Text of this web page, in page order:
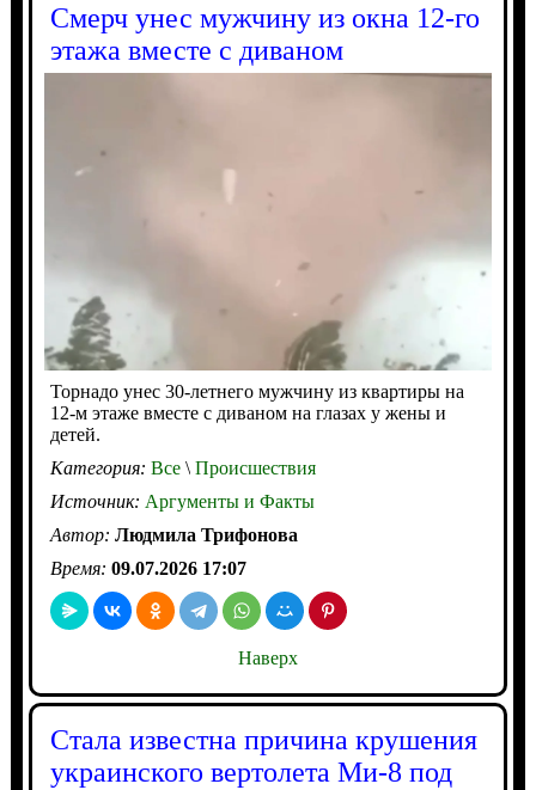
Смерч унес мужчину из окна 12-го
этажа вместе с диваном
Торнадо унес 30-летнего мужчину из квартиры на
12-м этаже вместе с диваном на глазах у жены и
детей.
Категория: Все\Происшествия
Источник: Аргументы и Факты
Автор: Людмила Трифонова
Время: 09.07.2026 17:07
Наверх
Стала известна причина крушения
украинского вертолета Ми-8 под